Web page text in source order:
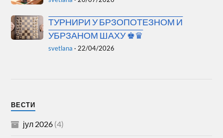
ТУРНИРИ У БРЗОПОТЕЗНОМ И
УБРЗАНОМ ШАХУ ♚♛
svetlana ·22/04/2026
ВЕСТИ
јул 2026 (4)